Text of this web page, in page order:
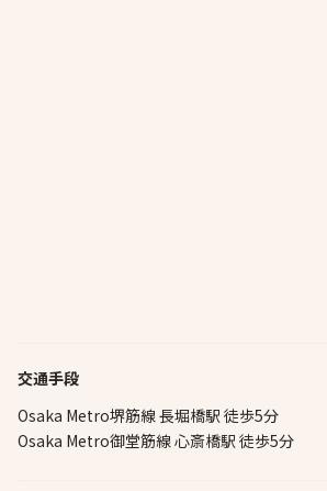
交通手段
Osaka Metro堺筋線 長堀橋駅 徒歩5分
Osaka Metro御堂筋線 心斎橋駅 徒歩5分